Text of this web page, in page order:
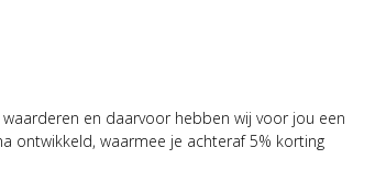
en daarvoor hebben wij voor jou een
ontwikkeld, waarmee je achteraf 5% korting